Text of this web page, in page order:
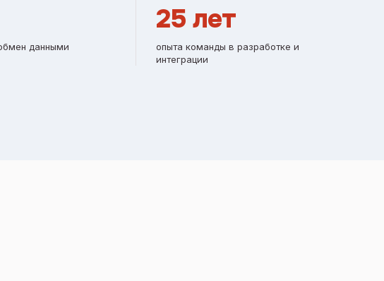
данными
25 лет
опыта команды в разработке и
интеграции